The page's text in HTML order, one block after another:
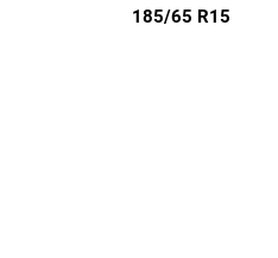
185/65 R15